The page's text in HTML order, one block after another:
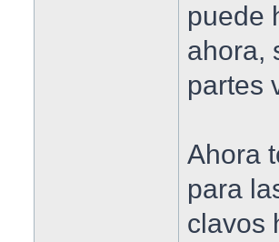
puede
ahora,
partes
Ahora
para
clavos